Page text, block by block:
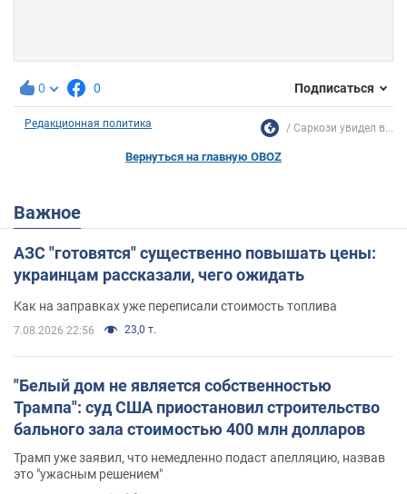
0 0 Подписаться
Редакционная политика Саркози увидел в...
Вернуться на главную OBOZ
Важное
АЗС "готовятся" существенно повышать цены:
украинцам рассказали, чего ожидать
Как на заправках уже переписали стоимость топлива
7.08.2026 22:56 23,0 т.
"Белый дом не является собственностью
Трампа": суд США приостановил строительство
бального зала стоимостью 400 млн долларов
Трамп уже заявил, что немедленно подаст апелляцию, назвав
это "ужасным решением"